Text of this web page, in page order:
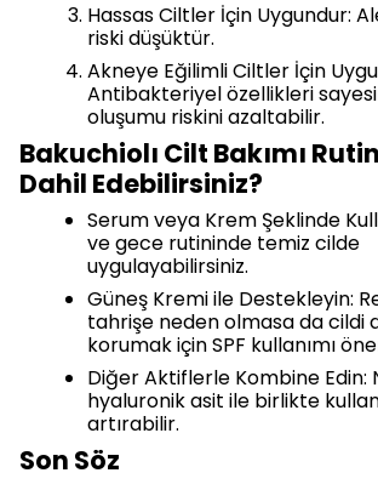
Hassas Ciltler İçin Uygundur:
riski düşüktür.
Akneye Eğilimli Ciltler İçin
Antibakteriyel özellikleri
oluşumu riskini azaltabilir.
Bakuchiolı Cilt Bakımı
Dahil Edebilirsiniz?
Serum veya Krem Şeklinde
ve gece rutininde temiz cilde
uygulayabilirsiniz.
Güneş Kremi ile Destekleyin:
tahrişe neden olmasa da cildi
korumak için SPF kullanımı
Diğer Aktiflerle Kombine Edin:
hyaluronik asit ile birlikte
artırabilir.
Son Söz